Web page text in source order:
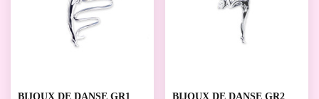
BIJOUX DE DANSE GR1 BIJOUX DE DANSE GR2